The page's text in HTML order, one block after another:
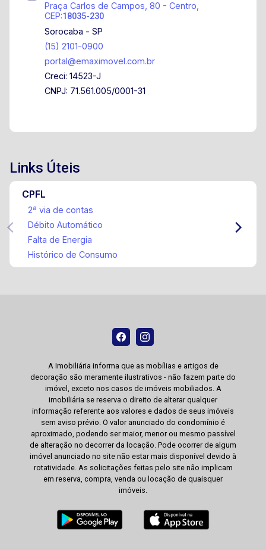
Praça Carlos de Campos, 80 - Centro,
CEP:18035-230
Sorocaba - SP
(15) 2101-0900
portal@emaximovel.com.br
Creci: 14523-J
CNPJ: 71.561.005/0001-31
Links Úteis
CPFL
2ª via de contas
Débito Automático
Falta de Energia
Histórico de Consumo
A Imobiliária informa que as mobílias e artigos de
decoração são meramente ilustrativos - não fazem parte do
imóvel, exceto nos casos de imóveis mobiliados. A
imobiliária se reserva o direito de alterar qualquer
informação referente aos valores e dados de seus imóveis
sem aviso prévio. O valor anunciado do condomínio é
aproximado, podendo ser maior, menor ou mesmo passível
de alteração no decorrer da locação. Pode ocorrer de algum
imóvel anunciado no site não estar mais disponível devido à
rotatividade. As solicitações feitas pelo site não implicam
em reserva, compra, venda ou locação de quaisquer
imóveis.